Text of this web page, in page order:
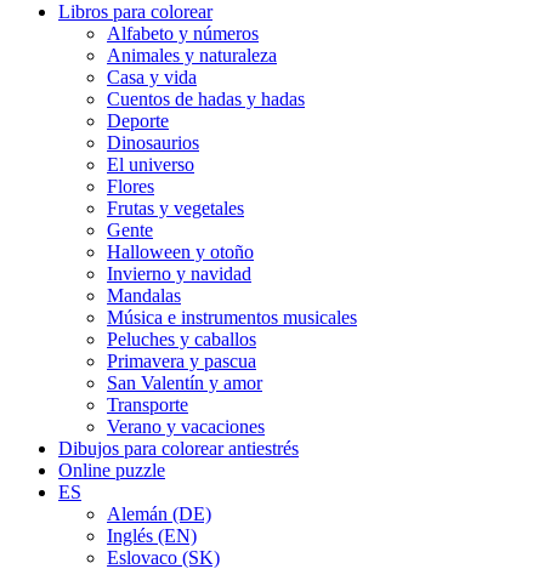
Libros para colorear
Alfabeto y números
Animales y naturaleza
Casa y vida
Cuentos de hadas y hadas
Deporte
Dinosaurios
El universo
Flores
Frutas y vegetales
Gente
Halloween y otoño
Invierno y navidad
Mandalas
Música e instrumentos musicales
Peluches y caballos
Primavera y pascua
San Valentín y amor
Transporte
Verano y vacaciones
Dibujos para colorear antiestrés
Online puzzle
ES
Alemán (DE)
Inglés (EN)
Eslovaco (SK)